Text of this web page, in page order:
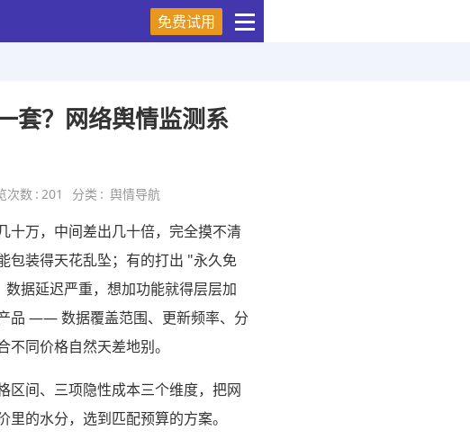
免费试用
套？网络舆情监测系
次数 : 201 分类 : 舆情导航
十万，中间差出几十倍，完全摸不清
包装得天花乱坠；有的打出 "永久免
据延迟严重，想加功能就得层层加
品 —— 数据覆盖范围、更新频率、分
同价格自然天差地别。
区间、三项隐性成本三个维度，把网
的水分，选到匹配预算的方案。